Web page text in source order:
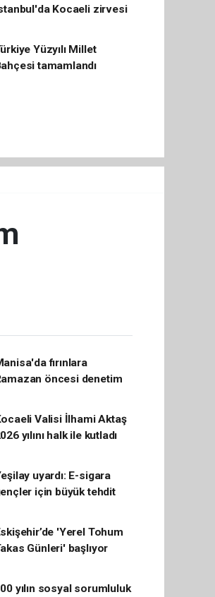
Kocaeli zirvesi
Yüzyılı Millet
tamamlandı
fırınlara
öncesi denetim
Valisi İlhami Aktaş
yılını halk ile kutladı
uyardı: E-sigara
için büyük tehdit
'Yerel Tohum
Günleri' başlıyor
yılın sosyal sorumluluk